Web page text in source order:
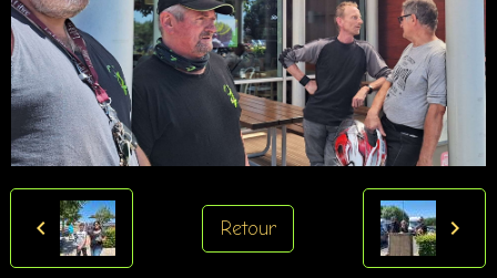
Retour